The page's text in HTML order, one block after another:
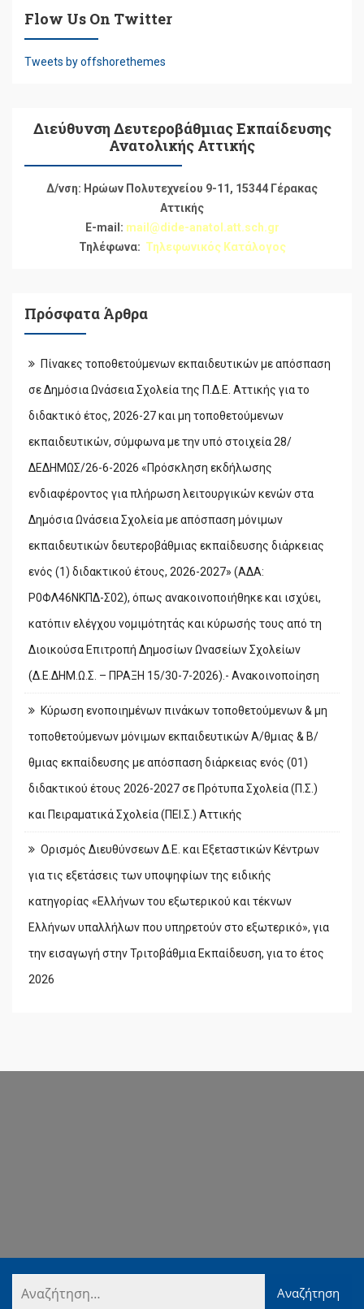
Flow Us On Twitter
Tweets by offshorethemes
Διεύθυνση Δευτεροβάθμιας Εκπαίδευσης
Ανατολικής Αττικής
Δ/νση: Ηρώων Πολυτεχνείου 9-11, 15344 Γέρακας
Αττικής
E-mail: mail@dide-anatol.att.sch.gr
Τηλέφωνα: Τηλεφωνικός Κατάλογος
Πρόσφατα Άρθρα
Πίνακες τοποθετούμενων εκπαιδευτικών με απόσπαση
σε Δημόσια Ωνάσεια Σχολεία της Π.Δ.Ε. Αττικής για το
διδακτικό έτος, 2026-27 και μη τοποθετούμενων
εκπαιδευτικών, σύμφωνα με την υπό στοιχεία 28/
ΔΕΔΗΜΩΣ/26-6-2026 «Πρόσκληση εκδήλωσης
ενδιαφέροντος για πλήρωση λειτουργικών κενών στα
Δημόσια Ωνάσεια Σχολεία με απόσπαση μόνιμων
εκπαιδευτικών δευτεροβάθμιας εκπαίδευσης διάρκειας
ενός (1) διδακτικού έτους, 2026-2027» (ΑΔΑ:
Ρ0ΦΛ46ΝΚΠΔ-Σ02), όπως ανακοινοποιήθηκε και ισχύει,
κατόπιν ελέγχου νομιμότητάς και κύρωσής τους από τη
Διοικούσα Επιτροπή Δημοσίων Ωνασείων Σχολείων
(Δ.Ε.ΔΗΜ.Ω.Σ. – ΠΡΑΞΗ 15/30-7-2026).- Ανακοινοποίηση
Κύρωση ενοποιημένων πινάκων τοποθετούμενων & μη
τοποθετούμενων μόνιμων εκπαιδευτικών Α/θμιας & Β/
θμιας εκπαίδευσης με απόσπαση διάρκειας ενός (01)
διδακτικού έτους 2026-2027 σε Πρότυπα Σχολεία (Π.Σ.)
και Πειραματικά Σχολεία (ΠΕΙ.Σ.) Αττικής
Ορισμός Διευθύνσεων Δ.Ε. και Εξεταστικών Κέντρων
για τις εξετάσεις των υποψηφίων της ειδικής
κατηγορίας «Ελλήνων του εξωτερικού και τέκνων
Ελλήνων υπαλλήλων που υπηρετούν στο εξωτερικό», για
την εισαγωγή στην Τριτοβάθμια Εκπαίδευση, για το έτος
2026